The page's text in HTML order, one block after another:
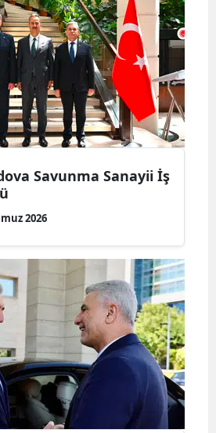
Savunma Sanayii İş
2026